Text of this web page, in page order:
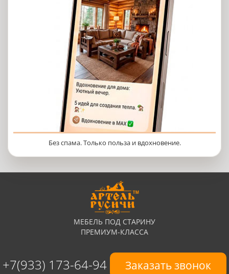
Без спама. Только польза и вдохновение.
МЕБЕЛЬ ПОД СТАРИНУ
ПРЕМИУМ-КЛАССА
+7(933) 173-64-94 Заказать звонок